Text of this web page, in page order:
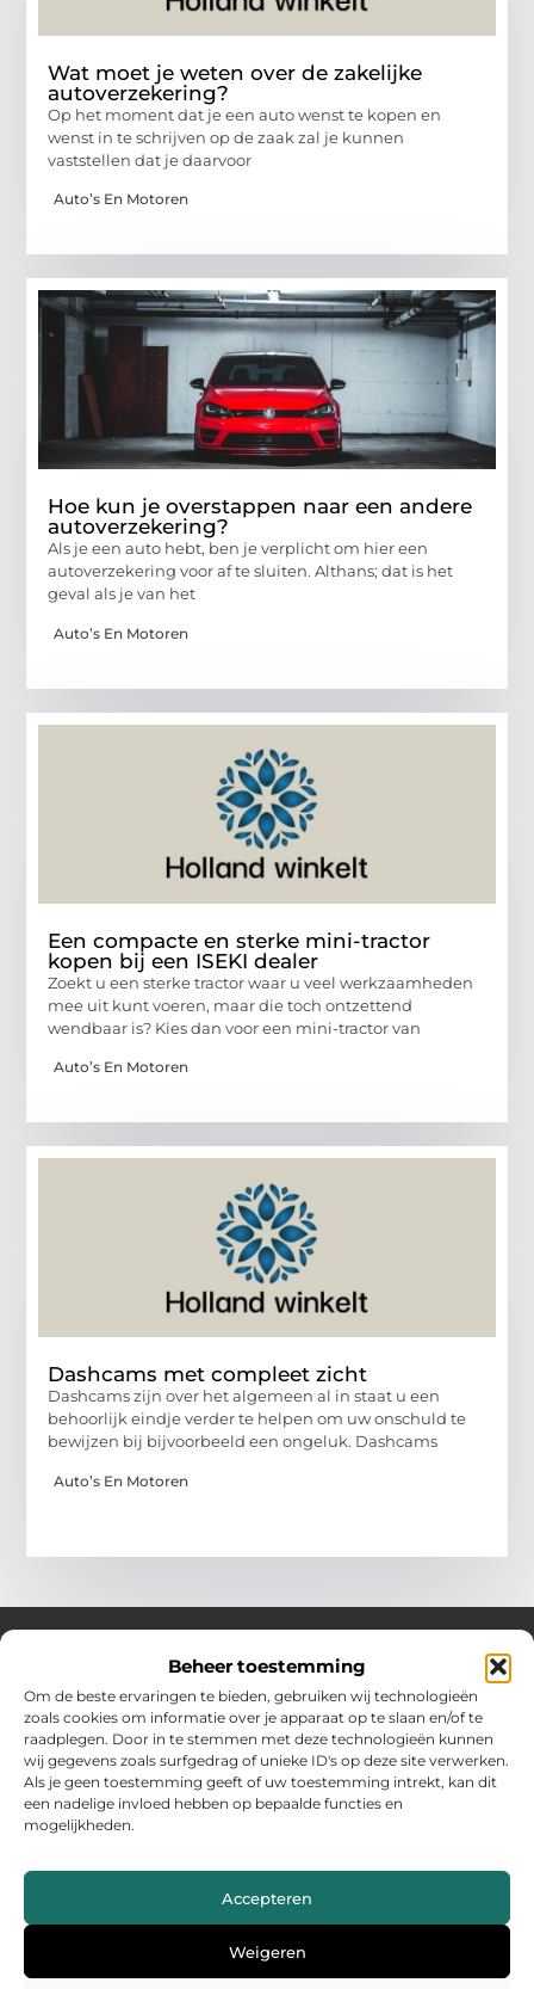
Beheer toestemming
Om de beste ervaringen te bieden, gebruiken wij technologieën
zoals cookies om informatie over je apparaat op te slaan en/of te
raadplegen. Door in te stemmen met deze technologieën kunnen
wij gegevens zoals surfgedrag of unieke ID's op deze site verwerken.
Als je geen toestemming geeft of uw toestemming intrekt, kan dit
een nadelige invloed hebben op bepaalde functies en
mogelijkheden.
Accepteren
Weigeren
Wat moet je weten over de zakelijke
autoverzekering?
Op het moment dat je een auto wenst te kopen en
wenst in te schrijven op de zaak zal je kunnen
vaststellen dat je daarvoor
Auto’s En Motoren
Hoe kun je overstappen naar een andere
autoverzekering?
Als je een auto hebt, ben je verplicht om hier een
autoverzekering voor af te sluiten. Althans; dat is het
geval als je van het
Auto’s En Motoren
Een compacte en sterke mini-tractor
kopen bij een ISEKI dealer
Zoekt u een sterke tractor waar u veel werkzaamheden
mee uit kunt voeren, maar die toch ontzettend
wendbaar is? Kies dan voor een mini-tractor van
Auto’s En Motoren
Dashcams met compleet zicht
Dashcams zijn over het algemeen al in staat u een
behoorlijk eindje verder te helpen om uw onschuld te
bewijzen bij bijvoorbeeld een ongeluk. Dashcams
Auto’s En Motoren
Over Hollandwinkelt
Jouw bron voor inspiratie en handige tips voor het dagelijks
leven.
Verken een gevarieerde selectie blogs en artikelen boordevol
praktische adviezen en verrassende inzichten om het beste uit
elke dag te halen.